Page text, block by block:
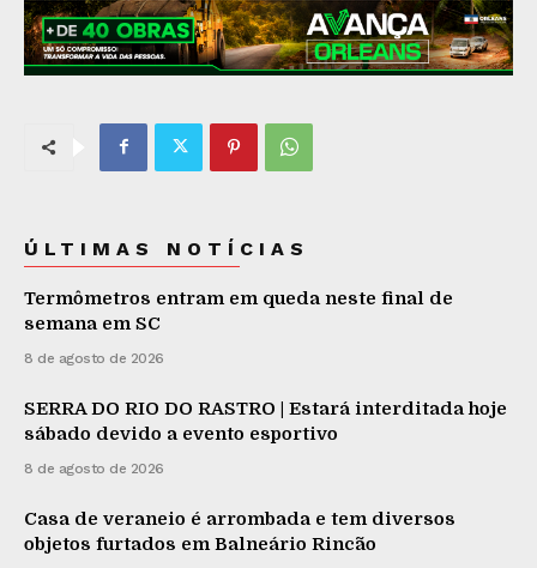
ÚLTIMAS NOTÍCIAS
Termômetros entram em queda neste final de
semana em SC
8 de agosto de 2026
SERRA DO RIO DO RASTRO | Estará interditada hoje
sábado devido a evento esportivo
8 de agosto de 2026
Casa de veraneio é arrombada e tem diversos
objetos furtados em Balneário Rincão